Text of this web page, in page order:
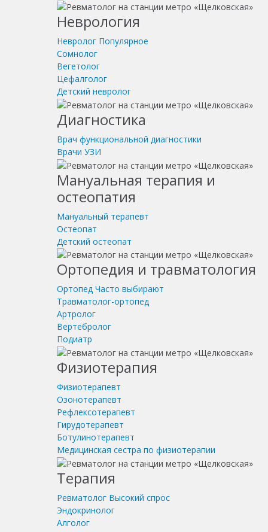
Неврология
Невролог Популярное
Сомнолог
Вегетолог
Цефалголог
Детский невролог
Диагностика
Врач функциональной диагностики
Врачи УЗИ
Мануальная терапия и
остеопатия
Мануальный терапевт
Остеопат
Детский остеопат
Ортопедия и травматология
Ортопед Часто выбирают
Травматолог-ортопед
Артролог
Вертебролог
Подиатр
Физиотерапия
Физиотерапевт
Озонотерапевт
Рефлексотерапевт
Гирудотерапевт
Ботулинотерапевт
Медицинская сестра по физиотерапии
Терапия
Ревматолог Высокий спрос
Эндокринолог
Алголог